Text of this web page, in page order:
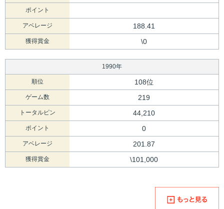
ポイント
アベレージ 188.41
獲得賞金 \0
1990年
順位 108位
ゲーム数 219
トータルピン 44,210
ポイント 0
アベレージ 201.87
獲得賞金 \101,000